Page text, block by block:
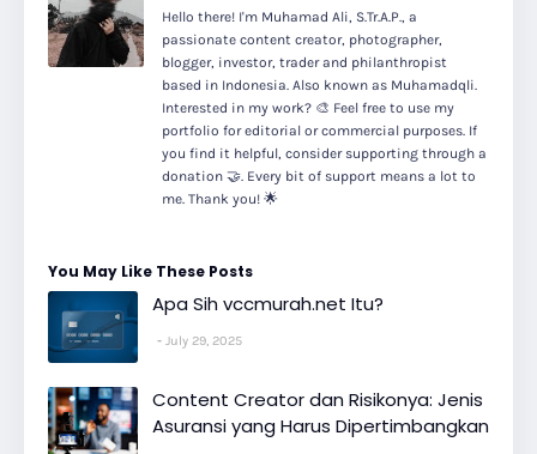
Hello there! I'm Muhamad Ali, S.Tr.A.P., a
passionate content creator, photographer,
blogger, investor, trader and philanthropist
based in Indonesia. Also known as Muhamadqli.
Interested in my work? 🎨 Feel free to use my
portfolio for editorial or commercial purposes. If
you find it helpful, consider supporting through a
donation 🤝. Every bit of support means a lot to
me. Thank you! 🌟
You May Like These Posts
Apa Sih vccmurah.net Itu?
July 29, 2025
Content Creator dan Risikonya: Jenis
Asuransi yang Harus Dipertimbangkan